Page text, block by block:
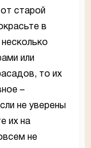
старой
в
или
то их
–
не уверены
их на
не